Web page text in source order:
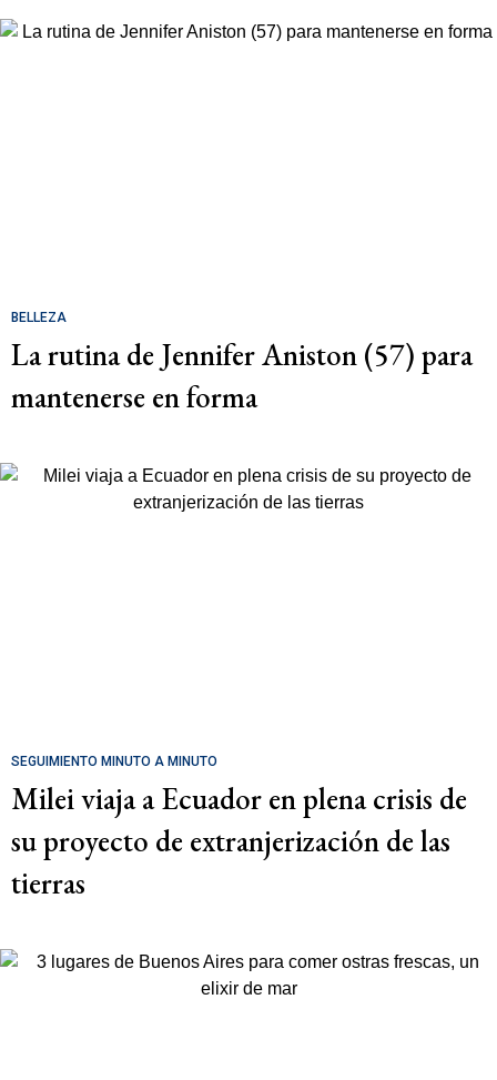
BELLEZA
La rutina de Jennifer Aniston (57) para
mantenerse en forma
SEGUIMIENTO MINUTO A MINUTO
Milei viaja a Ecuador en plena crisis de
su proyecto de extranjerización de las
tierras